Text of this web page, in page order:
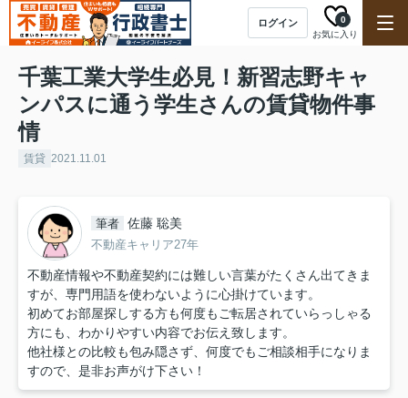
ログイン
お気に入り
0
千葉工業大学生必見！新習志野キャ
ンパスに通う学生さんの賃貸物件事
情
賃貸 2021.11.01
筆者 佐藤 聡美
不動産キャリア27年
不動産情報や不動産契約には難しい言葉がたくさん出てきま
すが、専門用語を使わないように心掛けています。
初めてお部屋探しする方も何度もご転居されていらっしゃる
方にも、わかりやすい内容でお伝え致します。
他社様との比較も包み隠さず、何度でもご相談相手になりま
すので、是非お声がけ下さい！